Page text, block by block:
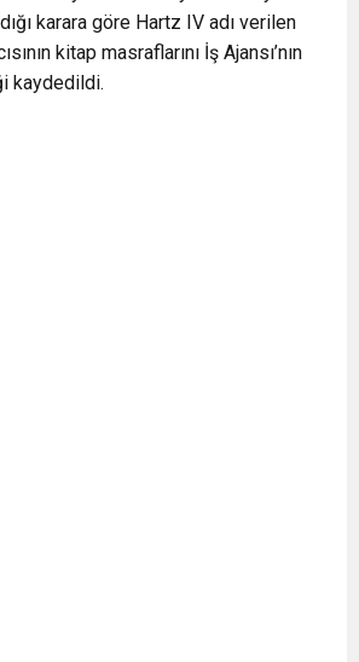
seviyesi yeşil çaydan
Abdullah Uzunalioğlu‘nun
karara göre Hartz IV adı verilen
kitap masraflarını İş Ajansı’nın
kaydedildi.